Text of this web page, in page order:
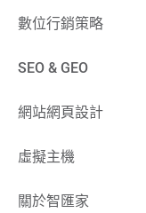
數位行銷策略
SEO & GEO
網站網頁設計
虛擬主機
關於智匯家